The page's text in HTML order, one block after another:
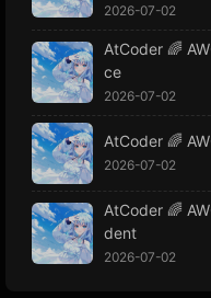
2026-07-02
AtCoder 🌈
ce
2026-07-02
AtCoder 🌈
2026-07-02
AtCoder 🌈
dent
2026-07-02